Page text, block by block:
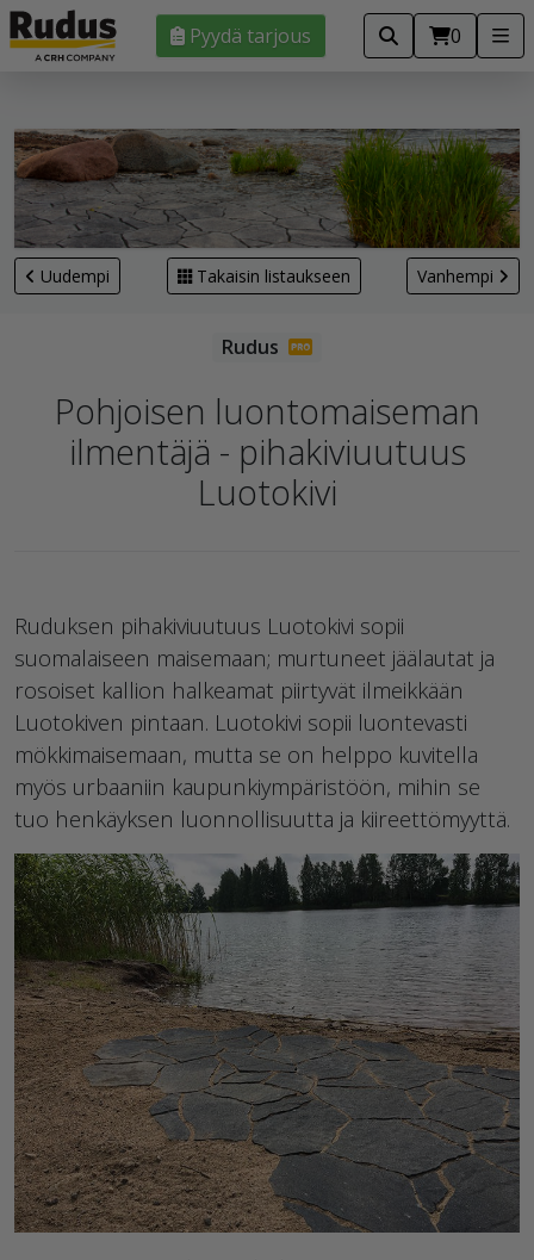
Pyydä tarjous 0
Uudempi Takaisin listaukseen Vanhempi
Pohjoisen luontomaiseman
ilmentäjä - pihakiviuutuus
Luotokivi
Ruduksen pihakiviuutuus Luotokivi sopii
suomalaiseen maisemaan; murtuneet jäälautat ja
rosoiset kallion halkeamat piirtyvät ilmeikkään
Luotokiven pintaan. Luotokivi sopii luontevasti
mökkimaisemaan, mutta se on helppo kuvitella
myös urbaaniin kaupunkiympäristöön, mihin se
tuo henkäyksen luonnollisuutta ja kiireettömyyttä.